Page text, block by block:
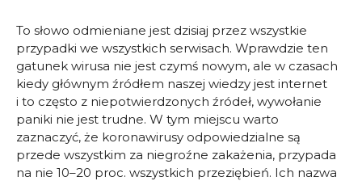
To słowo odmieniane jest dzisiaj przez wszystkie
przypadki we wszystkich serwisach. Wprawdzie ten
gatunek wirusa nie jest czymś nowym, ale w czasach
kiedy głównym źródłem naszej wiedzy jest internet
i to często z niepotwierdzonych źródeł, wywołanie
paniki nie jest trudne. W tym miejscu warto
zaznaczyć, że koronawirusy odpowiedzialne są
przede wszystkim za niegroźne zakażenia, przypada
na nie 10–20 proc. wszystkich przeziębień. Ich nazwa